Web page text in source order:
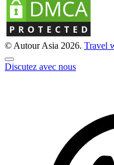
© Autour Asia 2026. Travel
Discutez avec nous